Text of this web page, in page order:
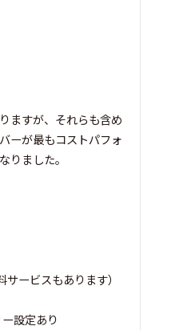
ますが、それらも含め
ーが最もコストパフォ
りました。
ービスもあります）
設定あり